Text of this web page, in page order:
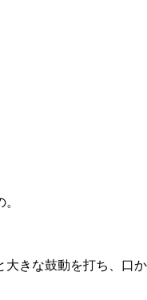
きな鼓動を打ち、口